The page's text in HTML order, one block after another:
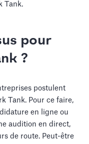
Tank.
pour
?
postulent
Tank. Pour ce faire,
en ligne ou
audition en direct,
de route. Peut-être